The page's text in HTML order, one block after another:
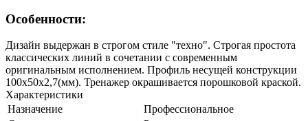
Особенности:
Дизайн выдержан в строгом стиле "техно". Строгая простота
классических линий в сочетании с современным
оригинальным исполнением. Профиль несущей конструкции
100х50х2,7(мм). Тренажер окрашивается порошковой краской.
Характеристики
Назначение
Профессиональное